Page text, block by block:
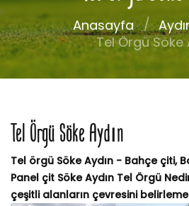
Anasayfa
Tel Örgü Söke
Tel Örgü Söke Aydın
Tel örgü Söke Aydın - Bahçe çiti,
Panel çit Söke Aydın Tel Örgü
çeşitli alanların çevresini